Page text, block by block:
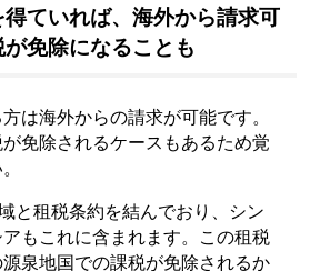
ていれば、海外から請求可
免除になることも
は海外からの請求が可能です。
免除されるケースもあるため覚
と租税条約を結んでおり、シン
もこれに含まれます。この租税
泉地国での課税が免除されるか